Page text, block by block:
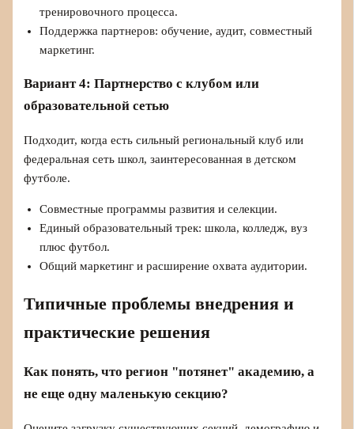
тренировочного процесса.
Поддержка партнеров: обучение, аудит, совместный
маркетинг.
Вариант 4: Партнерство с клубом или
образовательной сетью
Подходит, когда есть сильный региональный клуб или
федеральная сеть школ, заинтересованная в детском
футболе.
Совместные программы развития и селекции.
Единый образовательный трек: школа, колледж, вуз
плюс футбол.
Общий маркетинг и расширение охвата аудитории.
Типичные проблемы внедрения и
практические решения
Как понять, что регион "потянет" академию, а
не еще одну маленькую секцию?